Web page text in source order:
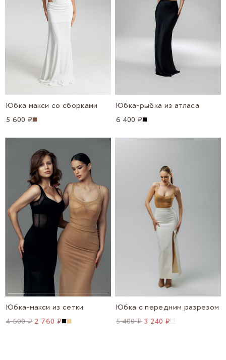
Юбка макси со сборками
5 600 ₽
Юбка-рыбка из атласа
6 400 ₽
Юбка-макси из сетки
4 600 ₽ 2 760 ₽
Юбка с передним разрезом
5 400 ₽ 3 240 ₽